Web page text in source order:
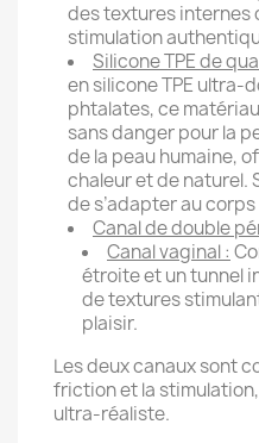
des textures internes
stimulation
Silicone TPE de
en silicone TPE ultra-
phtalates, ce
sans danger pour la
de la peau humaine,
chaleur et de naturel.
de s’adapter au
Canal de double
Canal vaginal :
étroite et un tunnel
de textures
plaisir.
Les deux canaux sont
friction et la
ultra-réaliste.